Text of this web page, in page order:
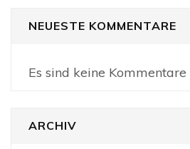
NEUESTE KOMMENTARE
Es sind keine Kommentare
ARCHIV